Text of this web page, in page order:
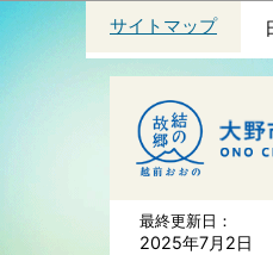
サイトマップ
最終更新日：
2025年7月2日